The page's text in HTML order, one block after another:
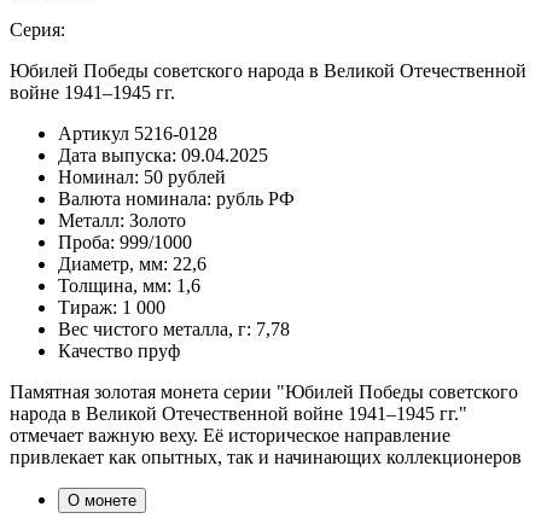
Серия:
Юбилей Победы советского народа в Великой Отечественной
войне 1941–1945 гг.
Артикул 5216-0128
Дата выпуска: 09.04.2025
Номинал: 50 рублей
Валюта номинала: рубль РФ
Металл: Золото
Проба: 999/1000
Диаметр, мм: 22,6
Толщина, мм: 1,6
Тираж: 1 000
Вес чистого металла, г: 7,78
Качество пруф
Памятная золотая монета серии "Юбилей Победы советского
народа в Великой Отечественной войне 1941–1945 гг."
отмечает важную веху. Её историческое направление
привлекает как опытных, так и начинающих коллекционеров
О монете